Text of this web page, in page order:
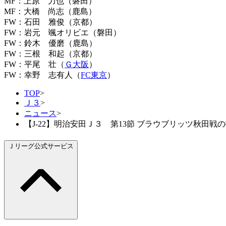
MF：大橋 尚志（鹿島）
FW：石田 雅俊（京都）
FW：岩元 颯オリビエ（磐田）
FW：鈴木 優磨（鹿島）
FW：三根 和起（京都）
FW：平尾 壮（ Ｇ大阪 ）
FW：幸野 志有人（FC東京）
TOP>
Ｊ３>
ニュース>
【J-22】明治安田Ｊ３ 第13節 ブラウブリッツ秋田戦
Ｊリーグ公式サービス